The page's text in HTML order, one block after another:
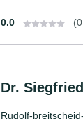
0.0
Dr.
Rudolf-